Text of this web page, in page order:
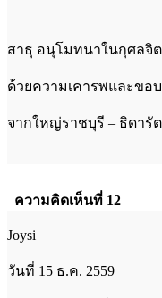
สาธุ อนุโมทนาในกุศลจิ
ด้วยความเคารพและขอ
จากใหญ่ราชบุรี – ธิดา
ความคิดเห็นที่ 12
Joysi
วันที่ 15 ธ.ค. 2559